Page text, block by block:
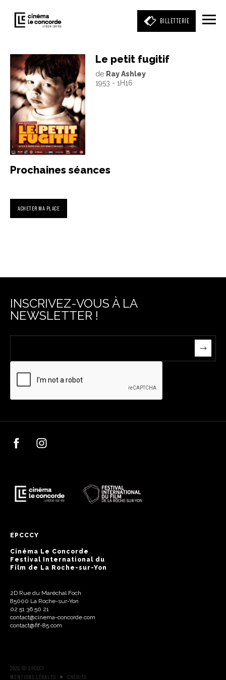
BILLETTERIE
Entrez votre mot clé
(film, réalisateur, acteur, événement)
Le petit fugitif
de Ray Ashley
1953 - 1H16
Prochaines séances
ACHETER MA PLACE
INSCRIVEZ-VOUS À LA
NEWSLETTER !
EPCCCY
Cinéma Le Concorde
Festival International du
Film de La Roche-sur-Yon
2D Rue du Maréchal Foch
85000 La Roche-sur-Yon
02 51 36 50 21
contact@cinema-concorde.com
contact@fif-85.com
2026 © EPCCCY
MENTIONS LÉGALES
CRÉDITS